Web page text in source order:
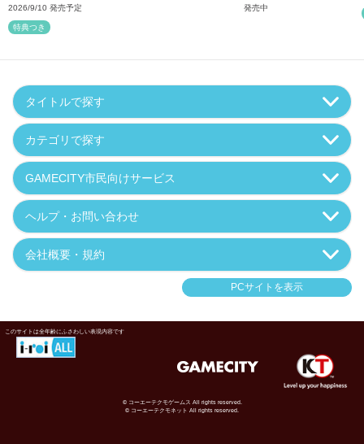
2026/9/10 発売予定
特典つき
発売中
タイトルで探す
カテゴリで探す
GAMECITY市民向けサービス
ヘルプ・お問い合わせ
会社概要・規約
PCサイトを表示
このサイトは全年齢にふさわしい表現内容です
© コーエーテクモゲームス All rights reserved.
© コーエーテクモネット All rights reserved.